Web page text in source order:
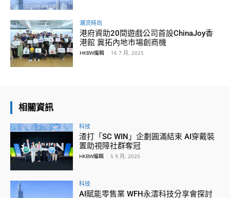
潮流時尚
港府資助20間遊戲公司首設ChinaJoy香
港館 冀拓內地市場創商機
HKBW編輯 - 16 7 月, 2025
相關資訊
科技
渣打「SC WIN」企劃圓滿結束 AI穿戴裝
置助視障社群奪冠
HKBW編輯 - 5 9 月, 2025
科技
AI賦能零售業 WFH永澐科技分享會探討